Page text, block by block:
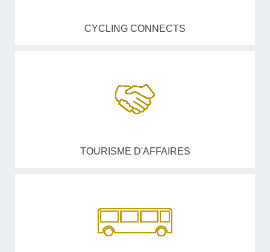
CYCLING CONNECTS
TOURISME D'AFFAIRES